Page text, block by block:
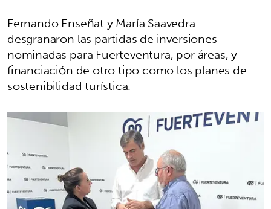
Fernando Enseñat y María Saavedra
desgranaron las partidas de inversiones
nominadas para Fuerteventura, por áreas, y
financiación de otro tipo como los planes de
sostenibilidad turística.